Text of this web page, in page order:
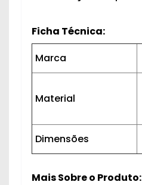
Ficha Técnica:
Marca
Material
Dimensões
Mais Sobre o Produto: